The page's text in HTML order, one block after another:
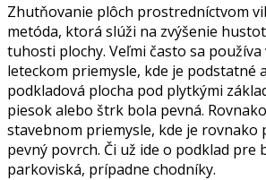
Zhutňovanie plôch prostredníctvom
metóda, ktorá slúži na zvýšenie
tuhosti plochy. Veľmi často sa používa
leteckom priemysle, kde je podstatné
podkladová plocha pod plytkými
piesok alebo štrk bola pevná.
stavebnom priemysle, kde je rovnako
pevný povrch. Či už ide o podklad pre
parkoviská, prípadne chodníky.